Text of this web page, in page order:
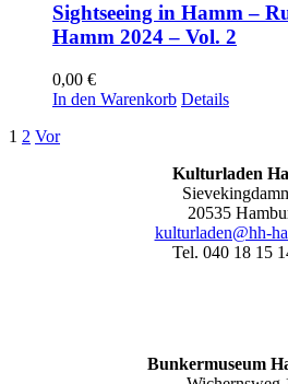
Sightseeing in Hamm –
Hamm 2024 – Vol. 2
0,00 €
In den Warenkorb Details
1 2 Vor
Kulturladen
20535
kulturladen@hh-
Tel. 040 18 15
Bunkermuseum